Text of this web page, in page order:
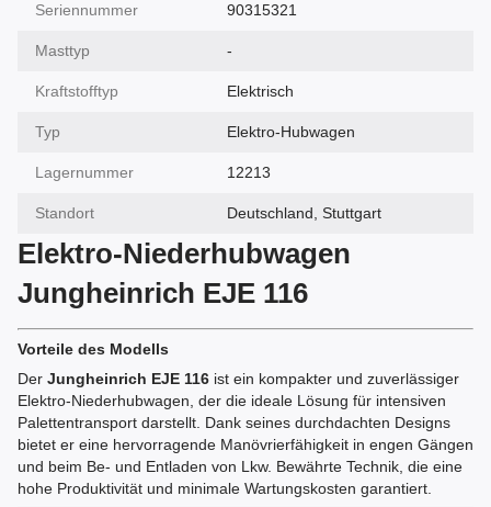
Seriennummer 90315321
Masttyp -
Kraftstofftyp Elektrisch
Typ Elektro-Hubwagen
Lagernummer 12213
Standort Deutschland, Stuttgart
Elektro-Niederhubwagen
Jungheinrich EJE 116
Vorteile des Modells
Der Jungheinrich EJE 116 ist ein kompakter und zuverlässiger
Elektro-Niederhubwagen, der die ideale Lösung für intensiven
Palettentransport darstellt. Dank seines durchdachten Designs
bietet er eine hervorragende Manövrierfähigkeit in engen Gängen
und beim Be- und Entladen von Lkw. Bewährte Technik, die eine
hohe Produktivität und minimale Wartungskosten garantiert.